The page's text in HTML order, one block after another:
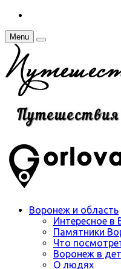
Menu
Воронеж и область
Интересное в
Памятники
Что
Воронеж в
О людях